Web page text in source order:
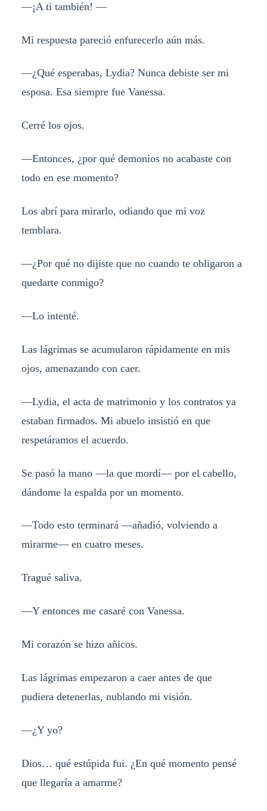
—¡A ti también! —
Mi respuesta pareció enfurecerlo aún más.
—¿Qué esperabas, Lydia? Nunca debiste ser mi
esposa. Esa siempre fue Vanessa.
Cerré los ojos.
—Entonces, ¿por qué demonios no acabaste con
todo en ese momento?
Los abrí para mirarlo, odiando que mi voz
temblara.
—¿Por qué no dijiste que no cuando te obligaron a
quedarte conmigo?
—Lo intenté.
Las lágrimas se acumularon rápidamente en mis
ojos, amenazando con caer.
—Lydia, el acta de matrimonio y los contratos ya
estaban firmados. Mi abuelo insistió en que
respetáramos el acuerdo.
Se pasó la mano —la que mordí— por el cabello,
dándome la espalda por un momento.
—Todo esto terminará —añadió, volviendo a
mirarme— en cuatro meses.
Tragué saliva.
—Y entonces me casaré con Vanessa.
Mi corazón se hizo añicos.
Las lágrimas empezaron a caer antes de que
pudiera detenerlas, nublando mi visión.
—¿Y yo?
Dios… qué estúpida fui. ¿En qué momento pensé
que llegaría a amarme?